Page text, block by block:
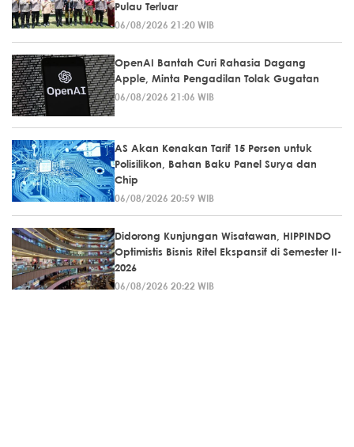
Pulau Terluar
06/08/2026 21:20 WIB
OpenAI Bantah Curi Rahasia Dagang
Apple, Minta Pengadilan Tolak Gugatan
06/08/2026 21:06 WIB
AS Akan Kenakan Tarif 15 Persen untuk
Polisilikon, Bahan Baku Panel Surya dan
Chip
06/08/2026 20:59 WIB
Didorong Kunjungan Wisatawan, HIPPINDO
Optimistis Bisnis Ritel Ekspansif di Semester II-
2026
06/08/2026 20:22 WIB